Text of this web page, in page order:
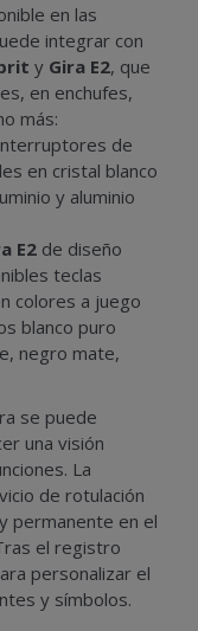
en las
integrar con
y Gira E2, que
en enchufes,
más:
de
en cristal blanco
y aluminio
E2 de diseño
teclas
colores a juego
blanco puro
negro mate,
se puede
una visión
La
de rotulación
permanente en el
el registro
personalizar el
y símbolos.